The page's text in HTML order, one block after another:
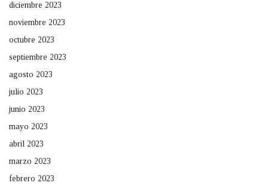
diciembre 2023
noviembre 2023
octubre 2023
septiembre 2023
agosto 2023
julio 2023
junio 2023
mayo 2023
abril 2023
marzo 2023
febrero 2023